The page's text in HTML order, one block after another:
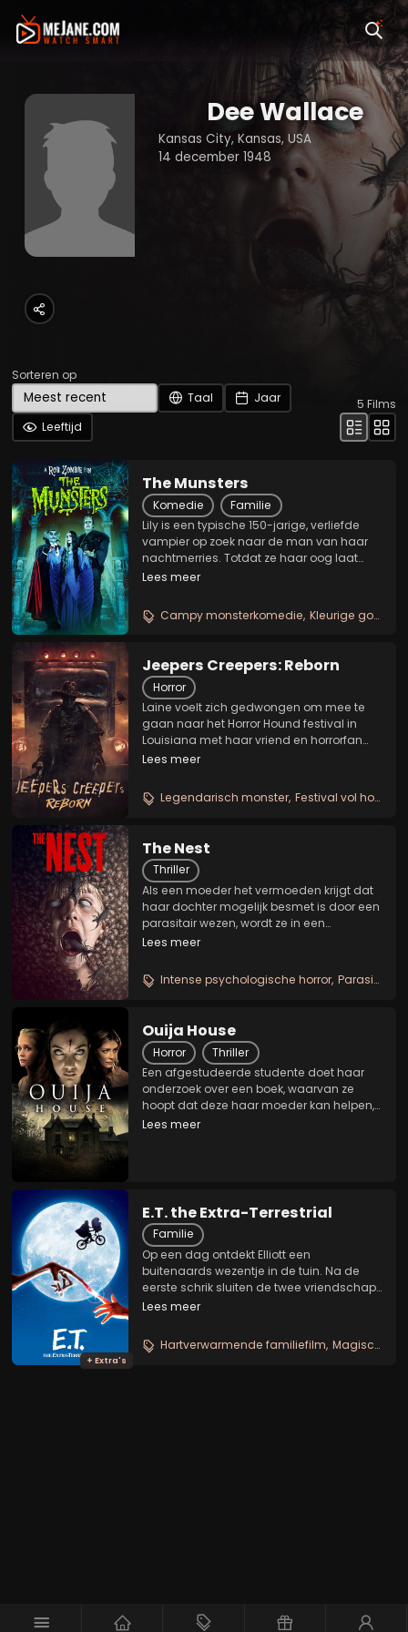
Dee Wallace
Kansas City, Kansas, USA
14 december 1948
Sorteren op
Taal
Jaar
Leeftijd
5 Films
The Munsters
Komedie
Familie
Lily is een typische 150-jarige, verliefde
vampier op zoek naar de man van haar
nachtmerries. Totdat ze haar oog laat
vallen op Herman, een groen experiment
goud. Het is liefde op het eerste gezicht
als deze...
Lees meer
Campy monsterkomedie Kleurige gotische romcom
Jeepers Creepers: Reborn
Horror
Laine voelt zich gedwongen om mee te
gaan naar het Horror Hound festival in
Louisiana met haar vriend en horrorfan
Chase. Onderweg naar het festival krijgt
onheilspellende visioenen en
voorgevoelens over de Creeper, de...
Lees meer
Legendarisch monster Festival vol horror
The Nest
Thriller
Als een moeder het vermoeden krijgt dat
haar dochter mogelijk besmet is door een
parasitair wezen, wordt ze in een
nachtmerrie geduwd. De mensen om
duwen haar in een kloof van
drugsverslaving, zelfvernietiging...
Lees meer
Intense psychologische horror Parasitair familieverhaal
Ouija House
Horror
Thriller
Een afgestudeerde studente doet haar
onderzoek over een boek, waarvan ze
hoopt dat deze haar moeder kan helpen,
af te ronden. Ze nodigt haar vrienden uit
Lees meer
+ Extra's
E.T. the Extra-Terrestrial
Familie
Op een dag ontdekt Elliott een
buitenaards wezentje in de tuin. Na de
eerste schrik sluiten de twee vriendschap
en Elliott noemt het wezentje E.T.. Hij laat
en E.T. raakt al snel vertrouwd met het
aardse...
Lees meer
Hartverwarmende familiefilm Magische sciencefiction